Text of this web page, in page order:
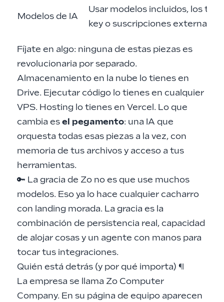
Modelos de IA
Usar modelos incluidos, los
key o suscripciones externas.
Fíjate en algo: ninguna de estas piezas es
revolucionaria por separado.
Almacenamiento en la nube lo tienes en
Drive. Ejecutar código lo tienes en cualquier
VPS. Hosting lo tienes en Vercel. Lo que
cambia es el pegamento: una IA que
orquesta todas esas piezas a la vez, con
memoria de tus archivos y acceso a tus
herramientas.
🔑 La gracia de Zo no es que use muchos
modelos. Eso ya lo hace cualquier cacharro
con landing morada. La gracia es la
combinación de persistencia real, capacidad
de alojar cosas y un agente con manos para
tocar tus integraciones.
Quién está detrás (y por qué importa) ¶
La empresa se llama Zo Computer
Company. En su página de equipo aparecen